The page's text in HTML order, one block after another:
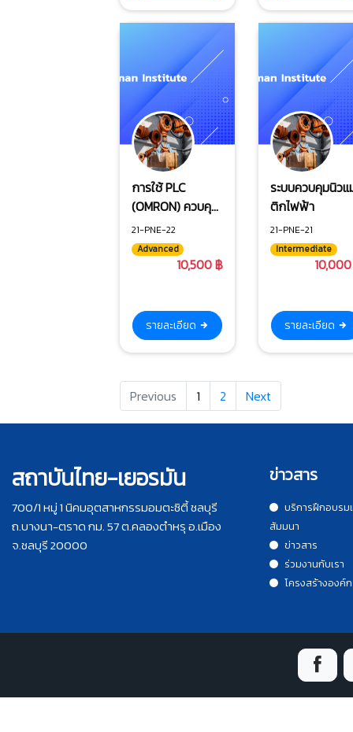
การใช้ PLC
(OMRON) ควบคุม
ระบบนิวเมติก
21-PNE-22
Advanced
10,500 ฿
รายละเอียด
ระบบควบคุมนิว
ติกไฟฟ้า
21-PNE-21
Intermediate
รายละเอียด
Previous 1 2 Next
สถาบันไทย-เยอรมัน
700/1 หมู่ 1 นิคมอุตสาหกรรมอมตะซิตี้ ชลบุรี
ถ.บางนา-ตราด กม. 57 ต.คลองตำหรุ อ.เมือง
จ.ชลบุรี 20000
ข่าวสาร
บริการฝึกอบรม
สัมมนา
ข่าวสาร
ร่วมงานกับเรา
โครงสร้างองค์